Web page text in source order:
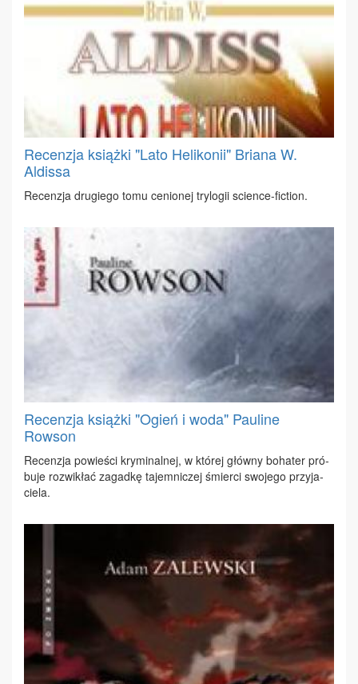
Recenzja książki "Lato Helikonii" Briana W.
Aldissa
Re­cen­zja dru­gie­go to­mu ce­nio­nej try­lo­gii scien­ce-fic­tion.
Recenzja książki "Ogień i woda" Pauline
Rowson
Re­cen­zja po­wie­ści kry­mi­nal­nej, w któ­rej głów­ny bo­ha­ter pró­
bu­je roz­wi­kłać za­gad­kę ta­jem­ni­czej śmier­ci swo­je­go przy­ja­
cie­la.